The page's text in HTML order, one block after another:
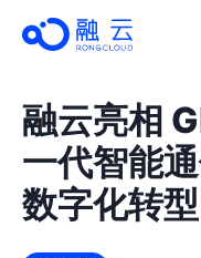
融云亮相
一代智能
数字化转型